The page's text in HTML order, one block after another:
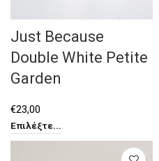
Just Because
Double White Petite
Garden
€23,00
Επιλέξτε...